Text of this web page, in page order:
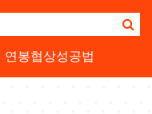
연봉협상성공법